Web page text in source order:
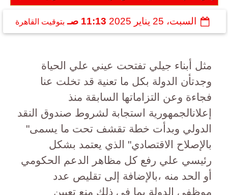
السبت، 25 يناير 2025 11:13 صـ بتوقيت القاهرة
مثل أبناء جيلي تفتحت عيني علي الحياة
وجدتأن الدولة بكل ما تعنية قد تخلت عنا
فجاءة وعن التزاماتها السابقة منذ
إعلانالجمهورية استجابة لشروط صندوق النقد
الدولي وبدأت خطة تقشف تحت ما يسمى"
بالإصلاح الاقتصادي" الذي يعتمد بشكل
رئيسي علي رفع كل مظاهر الدعم الحكومي
أو الحد منه ،بالإضافة إلى تقليص عدد
موظفي الدولة بما في ذلك منع تعيين